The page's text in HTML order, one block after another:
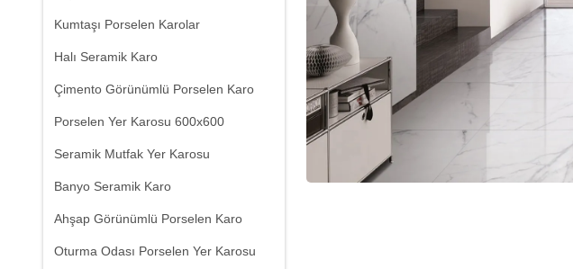
Kumtaşı Porselen Karolar
Halı Seramik Karo
Çimento Görünümlü Porselen Karo
Porselen Yer Karosu 600x600
Seramik Mutfak Yer Karosu
Banyo Seramik Karo
Ahşap Görünümlü Porselen Karo
Oturma Odası Porselen Yer Karosu